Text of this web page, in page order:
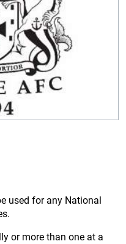
used for any National
or more than one at a